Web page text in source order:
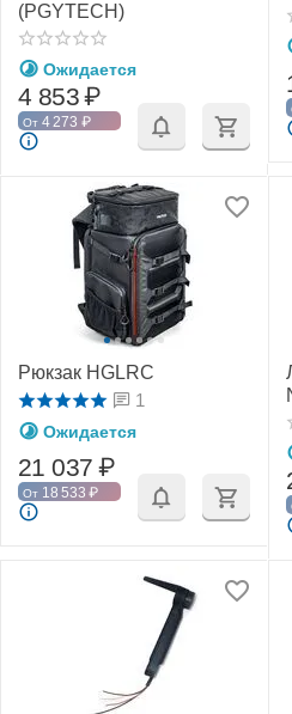
(PGYTECH)
Ожидается
4 853₽
От 4 273 ₽
Рюкзак HGLRC
1
Ожидается
21 037 ₽
От 18 533 ₽